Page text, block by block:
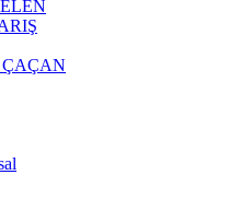
ÇAÇAN